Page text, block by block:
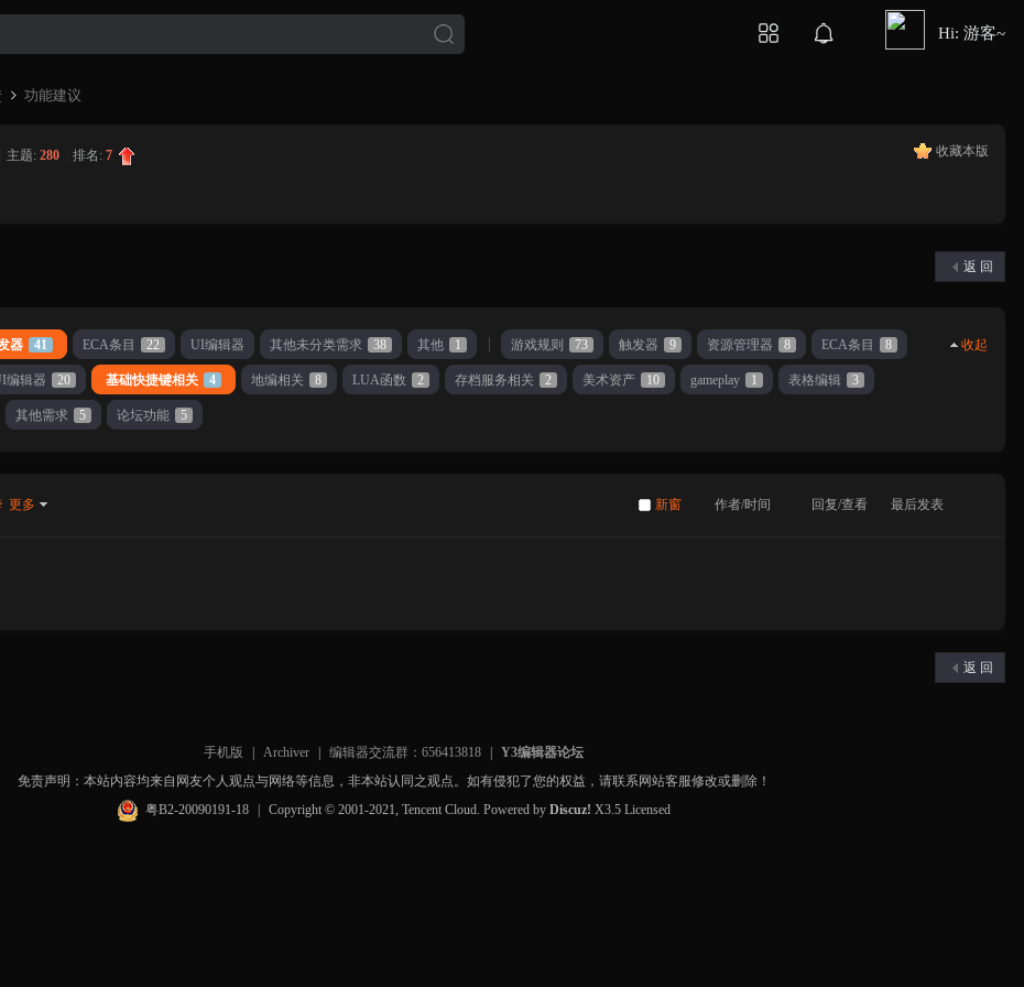
Hi: 游客~
功能建议
收藏本版
主题:280 排名:7
返 回
收起
器 41 ECA条目 22 UI编辑器 其他未分类需求 38 其他 1 游戏规则 73 触发器 9 资源管理器 8 ECA条目 8
编辑器 20 基础快捷键相关 4 地编相关 8 LUA函数 2 存档服务相关 2 美术资产 10 gameplay 1 表格编辑 3
其他需求 5 论坛功能 5
新窗
更多 作者/时间 回复/查看 最后发表
返 回
手机版 Archiver 编辑器交流群：656413818
Y3编辑器论坛
免责声明：本站内容均来自网友个人观点与网络等信息，非本站认同之观点。如有侵犯了您的权益，请联系网站客服修改或删除！
粤B2-20090191-18
Copyright © 2001-2021, Tencent Cloud. Powered byDiscuz! X3.5 Licensed